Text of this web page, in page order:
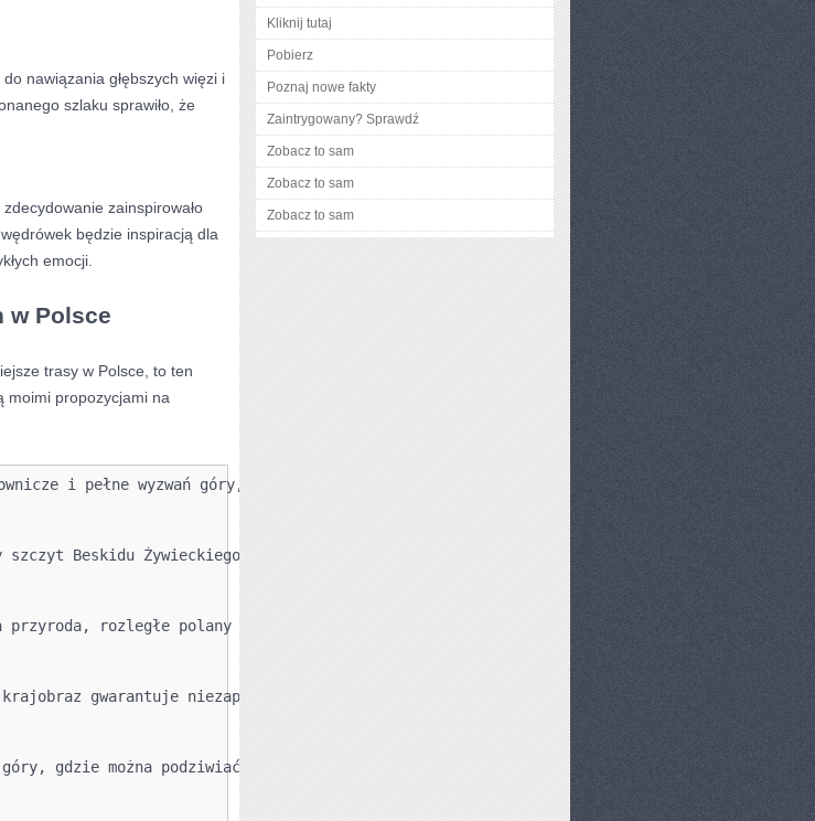
nawiązania głębszych więzi i
szlaku​ sprawiło, że
zainspirowało
będzie inspiracją dla
emocji.
w Polsce
trasy w Polsce, to ten
moimi propozycjami na
i pełne wyzwań góry, gdzie można wspiąć się na takie szczyty jak Rysy czy Giewont.
Beskidu Żywieckiego, z pięknymi panoramicznymi widokami na okoliczne tereny.</p>
przyroda, rozległe polany i urokliwe trasy, idealne dla miłośników spokoju i kontaktu z
gwarantuje niezapomniane wrażenia. Polecam trasę na Szrenicę!</p>
gdzie można podziwiać najwyższy szczyt w Czechach - Szrenicę.</p>
Kliknij tutaj
Pobierz
Poznaj nowe fakty
Zaintrygowany? Sprawdź
Zobacz to sam
Zobacz to sam
Zobacz to sam